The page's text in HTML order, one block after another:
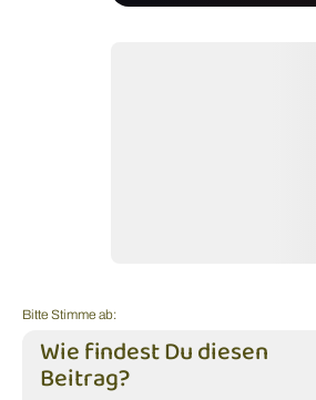
Bitte Stimme ab:
Wie findest Du diesen
Beitrag?